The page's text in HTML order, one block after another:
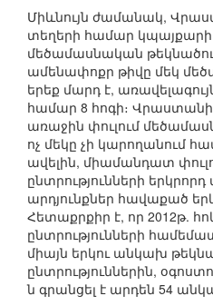
Միևնույն ժամանակ,
տեղերի համար կպայքարի
մեծամասնական
ամենափոքր թիվը մեկ
երեք մարդ է,
համար 8 հոգի։ Վրաստանի
առաջին փուլում
ոչ մեկը չի կարողանում
ավելին, միամանդատ
ընտրությունների
արդյունքներ հավաքած
Հետաքրքիր է, որ 2012թ.
ընտրությունների
միայն երկու անկախ
ընտրություններին,
ն գրանցել է արդեն 54